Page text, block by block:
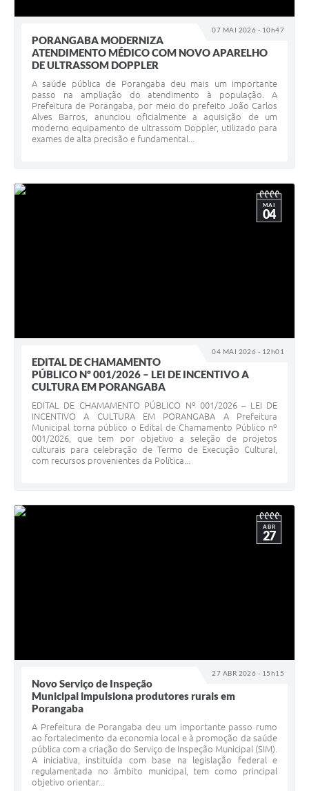
07 MAI 2026 - 10h47
PORANGABA MODERNIZA
ATENDIMENTO MÉDICO COM NOVO APARELHO
DE ULTRASSOM DOPPLER
A saúde pública de Porangaba deu mais um importante
passo na ampliação do atendimento à população. A
Prefeitura de Porangaba, por meio do prefeito João Carlos
Alves Barros, anunciou oficialmente a aquisição de um
moderno equipamento de ultrassom Doppler, utilizado para
exames de alta precisão e fundamental...
04 MAI 2026 - 12h01
MAI
04
EDITAL DE CHAMAMENTO
PÚBLICO Nº 001/2026 – LEI DE INCENTIVO A
CULTURA EM PORANGABA
EDITAL DE CHAMAMENTO PÚBLICO Nº 001/2026 – LEI DE
INCENTIVO A CULTURA EM PORANGABA A Prefeitura
Municipal torna público o Edital de Chamamento Público nº
001/2026, que tem por objetivo a seleção de projetos
culturais para celebração de Termo de Execução Cultural,
com recursos provenientes da Política...
27 ABR 2026 - 15h15
ABR
27
Novo Serviço de Inspeção
Municipal impulsiona produtores rurais em
Porangaba
A Prefeitura de Porangaba deu um importante passo rumo
ao fortalecimento da economia local e à promoção da saúde
pública com a criação do Serviço de Inspeção Municipal (SIM).
A iniciativa, instituída com base na legislação federal e
regulamentada no âmbito municipal, tem como principal
objetivo orientar...